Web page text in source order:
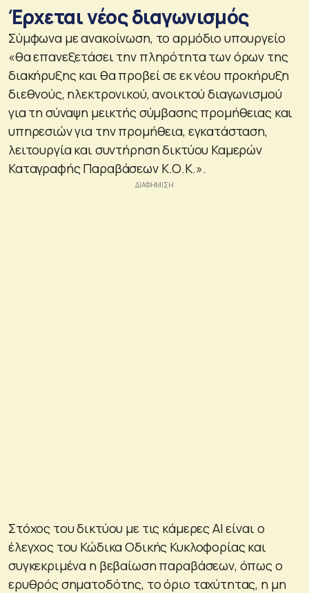
Έρχεται νέος διαγωνισμός
Σύμφωνα με ανακοίνωση, το αρμόδιο υπουργείο
«θα επανεξετάσει την πληρότητα των όρων της
διακήρυξης και θα προβεί σε εκ νέου προκήρυξη
διεθνούς, ηλεκτρονικού, ανοικτού διαγωνισμού
για τη σύναψη μεικτής σύμβασης προμήθειας και
υπηρεσιών για την προμήθεια, εγκατάσταση,
λειτουργία και συντήρηση δικτύου Καμερών
Καταγραφής Παραβάσεων Κ.Ο.Κ.».
Στόχος του δικτύου με τις κάμερες ΑΙ είναι ο
έλεγχος του Κώδικα Οδικής Κυκλοφορίας και
συγκεκριμένα η βεβαίωση παραβάσεων, όπως ο
ερυθρός σηματοδότης, το όριο ταχύτητας, η μη